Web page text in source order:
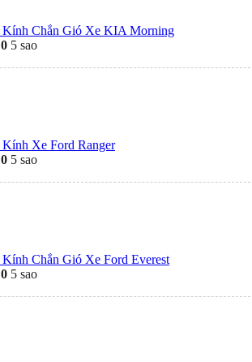
Kính Chắn Gió Xe KIA Morning
0 5 sao
Kính Xe Ford Ranger
0 5 sao
Kính Chắn Gió Xe Ford Everest
0 5 sao